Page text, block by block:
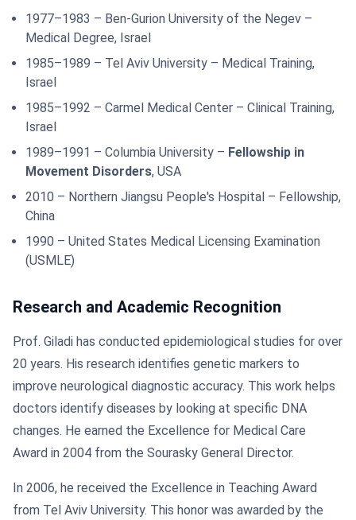
1977–1983 – Ben-Gurion University of the Negev –
Medical Degree, Israel
1985–1989 – Tel Aviv University – Medical Training,
Israel
1985–1992 – Carmel Medical Center – Clinical Training,
Israel
1989–1991 – Columbia University – Fellowship in
Movement Disorders, USA
2010 – Northern Jiangsu People's Hospital – Fellowship,
China
1990 – United States Medical Licensing Examination
(USMLE)
Research and Academic Recognition
Prof. Giladi has conducted epidemiological studies for over
20 years. His research identifies genetic markers to
improve neurological diagnostic accuracy. This work helps
doctors identify diseases by looking at specific DNA
changes. He earned the Excellence for Medical Care
Award in 2004 from the Sourasky General Director.
In 2006, he received the Excellence in Teaching Award
from Tel Aviv University. This honor was awarded by the